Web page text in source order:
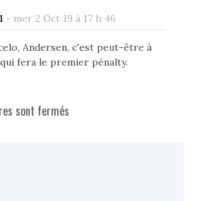
- mer 2 Oct 19 à 17 h 46
Andersen, c'est peut-être à
fera le premier pénalty.
sont fermés